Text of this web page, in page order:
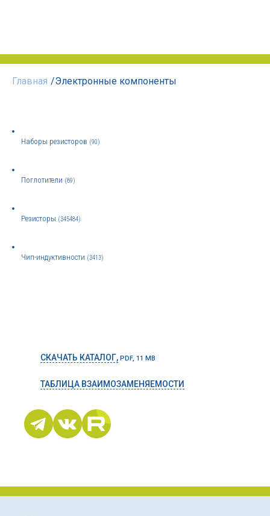
Главная /Электронные компоненты
Наборы резисторов (90)
Поглотители (89)
Резисторы (345484)
Чип-индуктивности (3413)
СКАЧАТЬ КАТАЛОГ, PDF, 11 MB
ТАБЛИЦА ВЗАИМОЗАМЕНЯЕМОСТИ